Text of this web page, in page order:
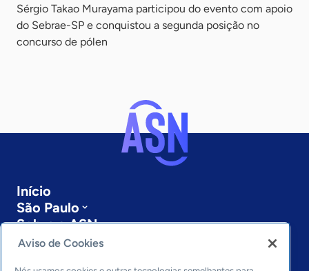
Sérgio Takao Murayama participou do evento com apoio
do Sebrae-SP e conquistou a segunda posição no
concurso de pólen
Início
São Paulo
Sobre a ASN
Últimas notícias
Aviso de Cookies